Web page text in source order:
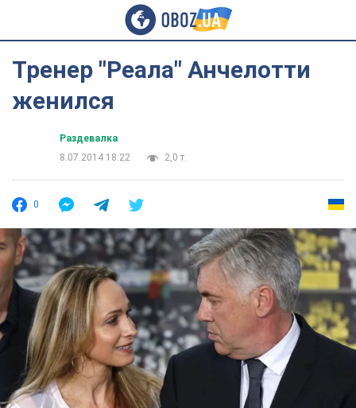
Тренер "Реала" Анчелотти
женился
Раздевалка
8.07.2014 18:22
2,0 т.
0